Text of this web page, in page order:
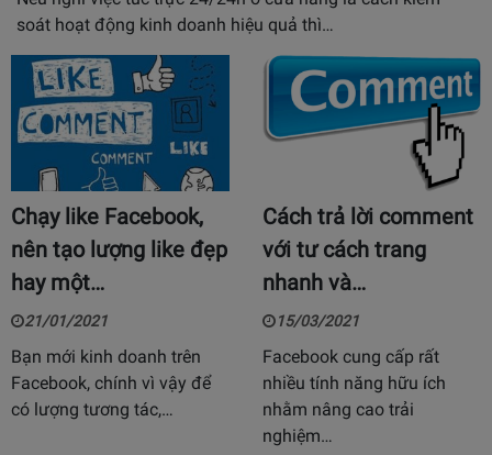
soát hoạt động kinh doanh hiệu quả thì…
Chạy like Facebook,
nên tạo lượng like đẹp
hay một…
21/01/2021
Bạn mới kinh doanh trên
Facebook, chính vì vậy để
có lượng tương tác,…
Cách trả lời comment
với tư cách trang
nhanh và…
15/03/2021
Facebook cung cấp rất
nhiều tính năng hữu ích
nhằm nâng cao trải
nghiệm…